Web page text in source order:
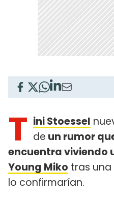
T ini Stoessel
de un rumor
encuentra viviendo
Young Miko tras una
lo confirmarían.